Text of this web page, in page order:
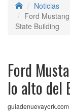
Noticias
Ford
State Building
Ford
lo alto del